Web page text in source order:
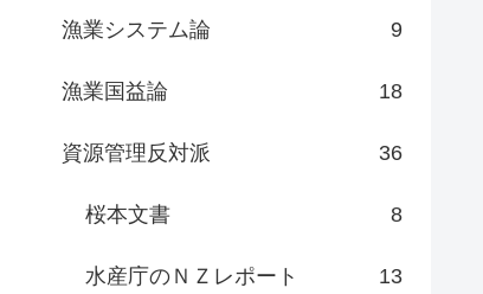
漁業システム論 9
漁業国益論 18
資源管理反対派 36
桜本文書 8
水産庁のＮＺレポート 13